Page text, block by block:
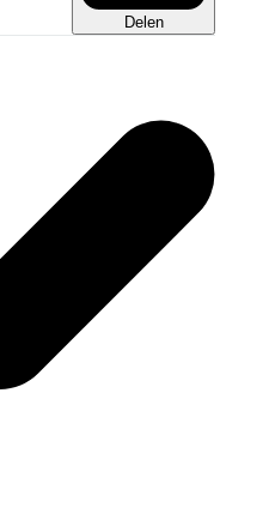
Delen